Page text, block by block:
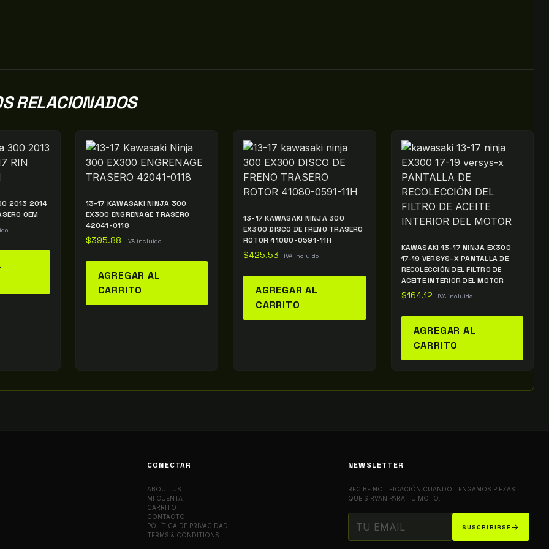
RELACIONADOS
2013 2014
OEM
13-17 KAWASAKI NINJA 300
EX300 ENGRENAGE TRASERO
42041-0118
$395.88 IVA incluido
AGREGAR AL
CARRITO
13-17 KAWASAKI NINJA 300
EX300 DISCO DE FRENO TRASERO
ROTOR 41080-0591-11H
$425.53 IVA incluido
AGREGAR AL
CARRITO
KAWASAKI 13-17 NINJA EX300
17-19 VERSYS-X PANTALLA DE
RECOLECCIÓN DEL FILTRO DE
ACEITE INTERIOR DEL MOTOR
$164.12 IVA incluido
AGREGAR AL
CARRITO
CONECTAR
ABOUT US
MI CUENTA
CARRITO
CONTACTO
POLÍTICA DE PRIVACIDAD
TERMS & CONDITIONS
NEWSLETTER
RECIBE NOTIFICACIÓN CUANDO TENGAMOS PIEZAS
QUE SIRVAN PARA TU MOTO.
SUSCRIBIRSE arrow_forward